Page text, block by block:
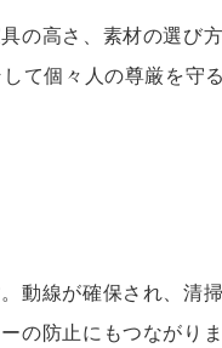
の高さ、素材の選び方
て個々人の尊厳を守る
動線が確保され、清掃
の防止にもつながりま